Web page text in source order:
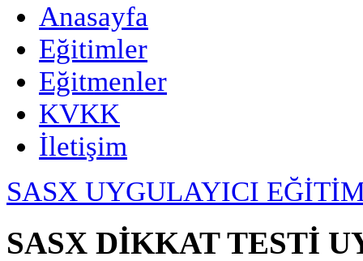
Anasayfa
Eğitimler
Eğitmenler
KVKK
İletişim
SASX UYGULAYICI
SASX DİKKAT TESTİ